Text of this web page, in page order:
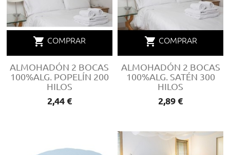
ALMOHADÓN 2 BOCAS
100%ALG. POPELÍN 200
HILOS
Precio
2,44 €
shopping_cart COMPRAR
ALMOHADÓN 2 BOCAS
100%ALG. SATÉN 300
HILOS
Precio
2,89 €
shopping_cart COMPRAR